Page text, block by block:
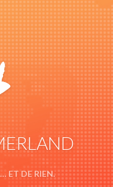
ET DE RIEN.